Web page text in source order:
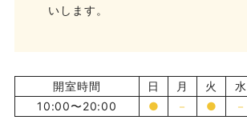
いします。
開室時間 日 月 火 水
10:00〜20:00
● － ● －